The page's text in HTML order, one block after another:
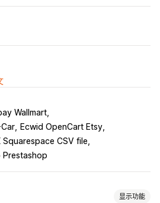
Wallmart
Ecwid OpenCart Etsy
Squarespace CSV file
Prestashop
显示功能